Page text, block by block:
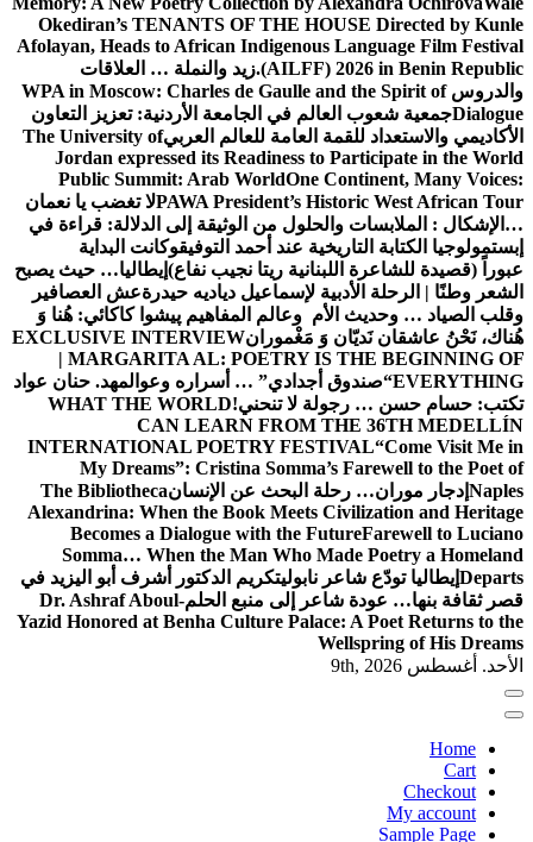
Okediran’s TENANTS OF THE HOUSE Directed by Kunle
Afolayan, Heads to African Indigenous Language Film Festival
(AILFF) 2026 in Benin Republic. زيد والنملة … العلاقات
والدروسWPA in Moscow: Charles de Gaulle and the Spirit of
Dialogueجمعية شعوب العالم في الجامعة الأردنية: تعزيز التعاون
الأكاديمي والاستعداد للقمة العامة للعالم العربيThe University of
Jordan expressed its Readiness to Participate in the World
Public Summit: Arab WorldOne Continent, Many Voices:
PAWA President’s Historic West African Tourلا تغضب يا نعمان
…الإشكال : الملابسات والحلول من الوثيقة إلى الدلالة: قراءة في
إبستمولوجيا الكتابة التاريخية عند أحمد التوفيقوكانت البداية
عبوراً (قصيدة للشاعرة اللبنانية ريتا نجيب نفاع) إيطاليا… حيث يصبح
الشعر وطنًا | الرحلة الأدبية لإسماعيل دياديه حيدرةعش العصافير
وقلب الصياد … وحديث الأم وعالم المفاهيم پیشوا کاکائي: هُنا وَ
هُناك، نَحْنُ عاشقان نَديّان وَ مَغْمورانEXCLUSIVE INTERVIEW
| MARGARITA AL: POETRY IS THE BEGINNING OF
EVERYTHING“صندوق أجدادي” … أسراره وعوالمهد. حنان عواد
تكتب: حسام حسن … رجولة لا تنحني!WHAT THE WORLD
CAN LEARN FROM THE 36TH MEDELLÍN
INTERNATIONAL POETRY FESTIVAL“Come Visit Me in
My Dreams”: Cristina Somma’s Farewell to the Poet of
Naples إدجار موران… رحلة البحث عن الإنسانThe Bibliotheca
Alexandrina: When the Book Meets Civilization and Heritage
Becomes a Dialogue with the FutureFarewell to Luciano
Somma… When the Man Who Made Poetry a Homeland
Departs إيطاليا تودّع شاعر نابوليتكريم الدكتور أشرف أبو اليزيد في
قصر ثقافة بنها… عودة شاعر إلى منبع الحلمDr. Ashraf Aboul-
Yazid Honored at Benha Culture Palace: A Poet Returns to the
Wellspring of His Dreams
الأحد. أغسطس 9th, 2026
Home
Cart
Checkout
My account
Sample Page